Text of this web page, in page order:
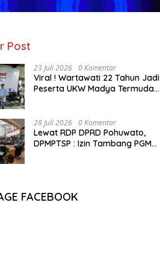
Post
23 Juli 2026 0 Komentar
Viral ! Wartawati 22 Tahun Jadi
Peserta UKW Madya Termuda
28 Juli 2026 0 Komentar
Lewat RDP DPRD Pohuwato,
DPMPTSP : Izin Tambang PGM
FACEBOOK